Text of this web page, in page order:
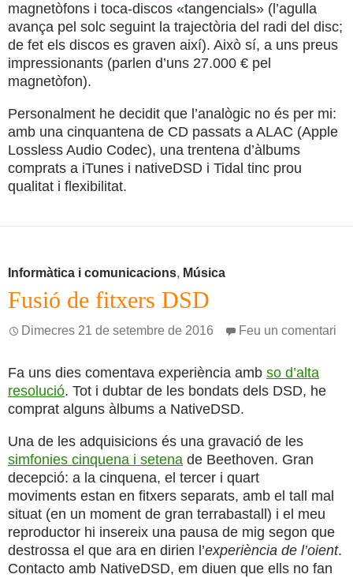
magnetòfons i toca-discos «tangencials» (l’agulla
avança pel solc seguint la trajectòria del radi del disc;
de fet els discos es graven així). Això sí, a uns preus
impressionants (parlen d’uns 27.000 € pel
magnetòfon).
Personalment he decidit que l’analògic no és per mi:
amb una cinquantena de CD passats a ALAC (Apple
Lossless Audio Codec), una trentena d’àlbums
comprats a iTunes i nativeDSD i Tidal tinc prou
qualitat i flexibilitat.
Informàtica i comunicacions, Música
Fusió de fitxers DSD
Dimecres 21 de setembre de 2016 Feu un comentari
Fa uns dies comentava experiència amb so d’alta
resolució. Tot i dubtar de les bondats dels DSD, he
comprat alguns àlbums a NativeDSD.
Una de les adquisicions és una gravació de les
simfonies cinquena i setena de Beethoven. Gran
decepció: a la cinquena, el tercer i quart
moviments estan en fitxers separats, amb el tall mal
situat (en un moment de gran terrabastall) i el meu
reproductor hi insereix una pausa de mig segon que
destrossa el que ara en dirien l’experiència de l’oient.
Contacto amb NativeDSD, em diuen que ells no fan